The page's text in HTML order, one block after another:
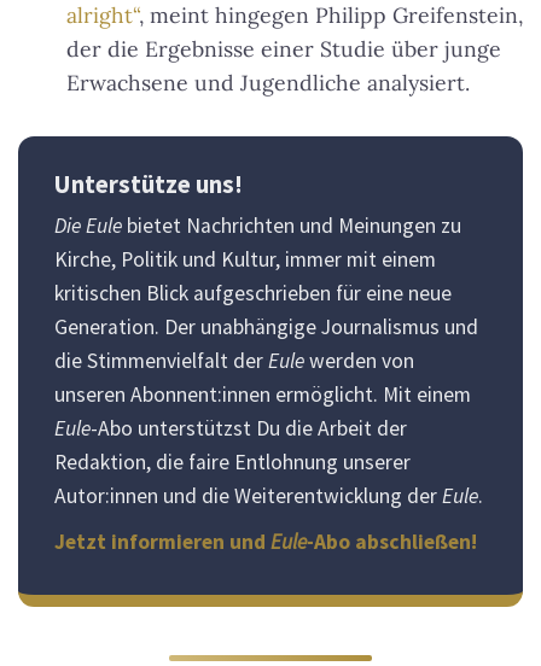
alright“, meint hingegen Philipp Greifenstein,
der die Ergebnisse einer Studie über junge
Erwachsene und Jugendliche analysiert.
Unterstütze uns!
Die Eule bietet Nachrichten und Meinungen zu
Kirche, Politik und Kultur, immer mit einem
kritischen Blick aufgeschrieben für eine neue
Generation. Der unabhängige Journalismus und
die Stimmenvielfalt derEulewerden von
unseren Abonnent:innen ermöglicht. Mit einem
Eule-Abo unterstützst Du die Arbeit der
Redaktion, die faire Entlohnung unserer
Autor:innen und die Weiterentwicklung derEule.
Jetzt informieren und Eule-Abo abschließen!